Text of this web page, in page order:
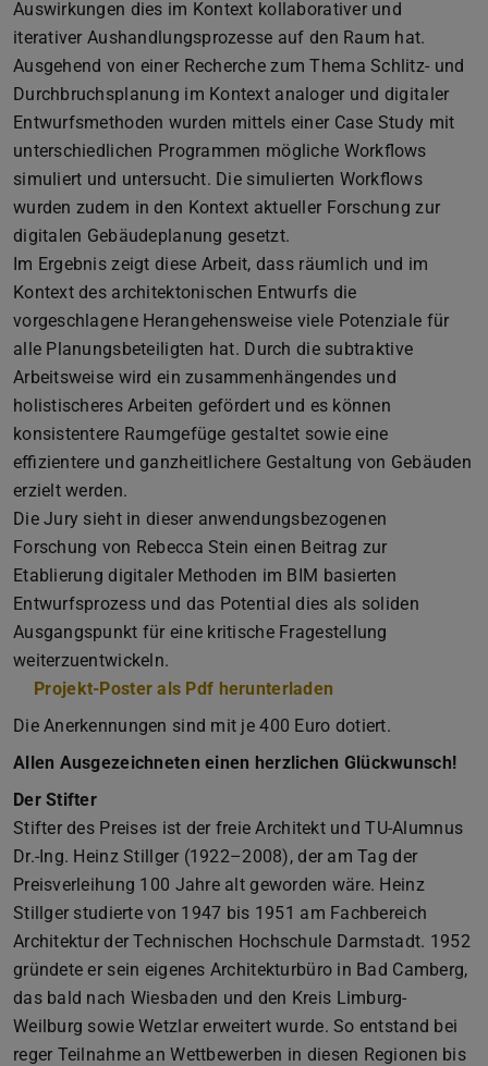
Auswirkungen dies im Kontext kollaborativer und
iterativer Aushandlungsprozesse auf den Raum hat.
Ausgehend von einer Recherche zum Thema Schlitz- und
Durchbruchsplanung im Kontext analoger und digitaler
Entwurfsmethoden wurden mittels einer Case Study mit
unterschiedlichen Programmen mögliche Workflows
simuliert und untersucht. Die simulierten Workflows
wurden zudem in den Kontext aktueller Forschung zur
digitalen Gebäudeplanung gesetzt.
Im Ergebnis zeigt diese Arbeit, dass räumlich und im
Kontext des architektonischen Entwurfs die
vorgeschlagene Herangehensweise viele Potenziale für
alle Planungsbeteiligten hat. Durch die subtraktive
Arbeitsweise wird ein zusammenhängendes und
holistischeres Arbeiten gefördert und es können
konsistentere Raumgefüge gestaltet sowie eine
effizientere und ganzheitlichere Gestaltung von Gebäuden
erzielt werden.
Die Jury sieht in dieser anwendungsbezogenen
Forschung von Rebecca Stein einen Beitrag zur
Etablierung digitaler Methoden im BIM basierten
Entwurfsprozess und das Potential dies als soliden
Ausgangspunkt für eine kritische Fragestellung
weiterzuentwickeln.
Projekt-Poster als Pdf herunterladen
Die Anerkennungen sind mit je 400 Euro dotiert.
Allen Ausgezeichneten einen herzlichen Glückwunsch!
Der Stifter
Stifter des Preises ist der freie Architekt und TU-Alumnus
Dr.-Ing. Heinz Stillger (1922–2008), der am Tag der
Preisverleihung 100 Jahre alt geworden wäre. Heinz
Stillger studierte von 1947 bis 1951 am Fachbereich
Architektur der Technischen Hochschule Darmstadt. 1952
gründete er sein eigenes Architekturbüro in Bad Camberg,
das bald nach Wiesbaden und den Kreis Limburg-
Weilburg sowie Wetzlar erweitert wurde. So entstand bei
reger Teilnahme an Wettbewerben in diesen Regionen bis